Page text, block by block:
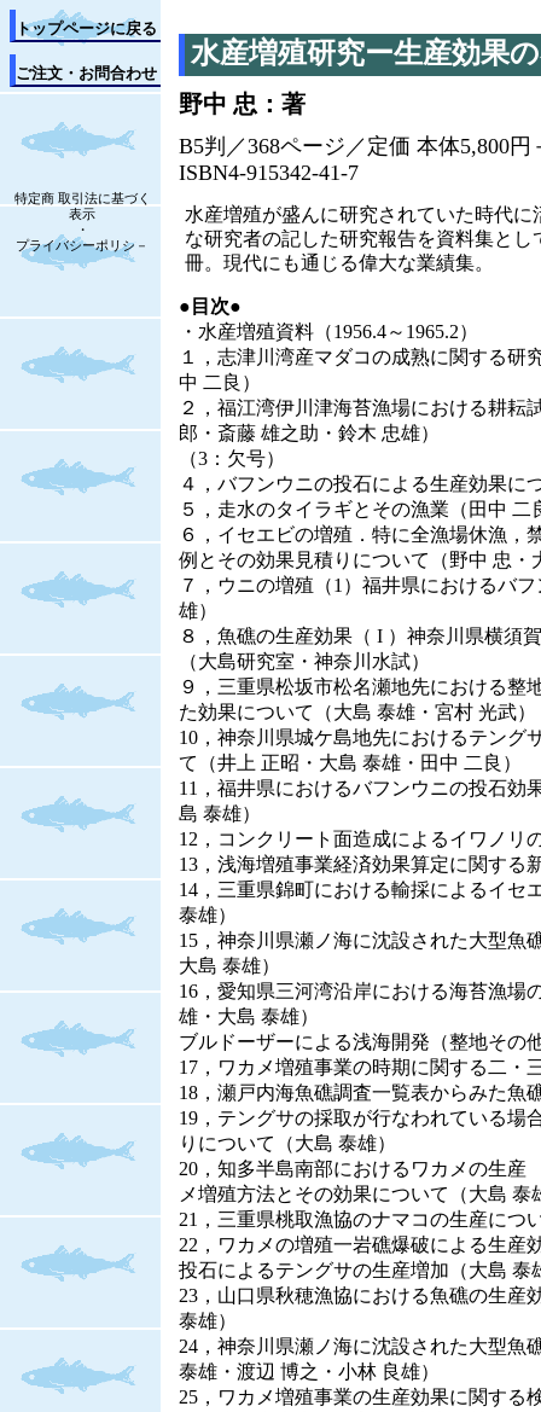
トップページに戻る
ご注文・お問合わせ
特定商 取引法に基づく
表示
・
プライバシーポリシ－
水産増殖研究ー生産効果
野中 忠：著
B5判／368ページ／定価 本体5,800円
ISBN4-915342-41-7
水産増殖が盛んに研究されていた時代に
な研究者の記した研究報告を資料集とし
冊。現代にも通じる偉大な業績集。
●目次●
・水産増殖資料（1956.4～1965.2）
１，志津川湾産マダコの成熟に関する研
中 二良）
２，福江湾伊川津海苔漁場における耕耘
郎・斎藤 雄之助・鈴木 忠雄）
（3：欠号）
４，バフンウニの投石による生産効果に
５，走水のタイラギとその漁業（田中 二
６，イセエビの増殖．特に全漁場休漁，
例とその効果見積りについて（野中 忠・
７，ウニの増殖（1）福井県におけるバ
雄）
８，魚礁の生産効果（ I ）神奈川県横須
（大島研究室・神奈川水試）
９，三重県松坂市松名瀬地先における整
た効果について（大島 泰雄・宮村 光武）
10，神奈川県城ケ島地先におけるテング
て（井上 正昭・大島 泰雄・田中 二良）
11，福井県におけるバフンウニの投石効
島 泰雄）
12，コンクリート面造成によるイワノリ
13，浅海増殖事業経済効果算定に関する
14，三重県錦町における輸採によるイセ
泰雄）
15，神奈川県瀬ノ海に沈設された大型魚
大島 泰雄）
16，愛知県三河湾沿岸における海苔漁場
雄・大島 泰雄）
ブルドーザーによる浅海開発（整地その
17，ワカメ増殖事業の時期に関する二・
18，瀬戸内海魚礁調査一覧表からみた魚
19，テングサの採取が行なわれている場
りについて（大島 泰雄）
20，知多半島南部におけるワカメの生
メ増殖方法とその効果について（大島
21，三重県桃取漁協のナマコの生産につ
22，ワカメの増殖一岩礁爆破による生産
投石によるテングサの生産増加（大島 泰
23，山口県秋穂漁協における魚礁の生産
泰雄）
24，神奈川県瀬ノ海に沈設された大型魚
泰雄・渡辺 博之・小林 良雄）
25，ワカメ増殖事業の生産効果に関する